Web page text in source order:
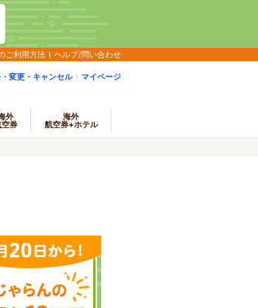
ご利用方法 ヘルプ/問い合わせ
変更・キャンセル マイページ
外
空券
海外
航空券+ホテル